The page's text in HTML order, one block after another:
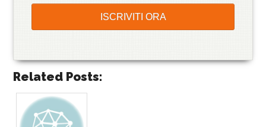
Related Posts: